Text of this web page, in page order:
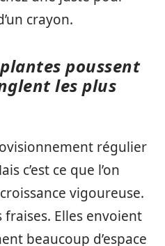
crayon.
poussent
les plus
régulier
c’est ce que l’on
vigoureuse.
Elles envoient
beaucoup d’espace